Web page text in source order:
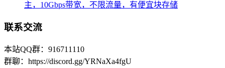
主，10Gbps带宽，不限流量，有便宜块存储
联系交流
本站QQ群：916711110
群聊：https://discord.gg/YRNaXa4fgU